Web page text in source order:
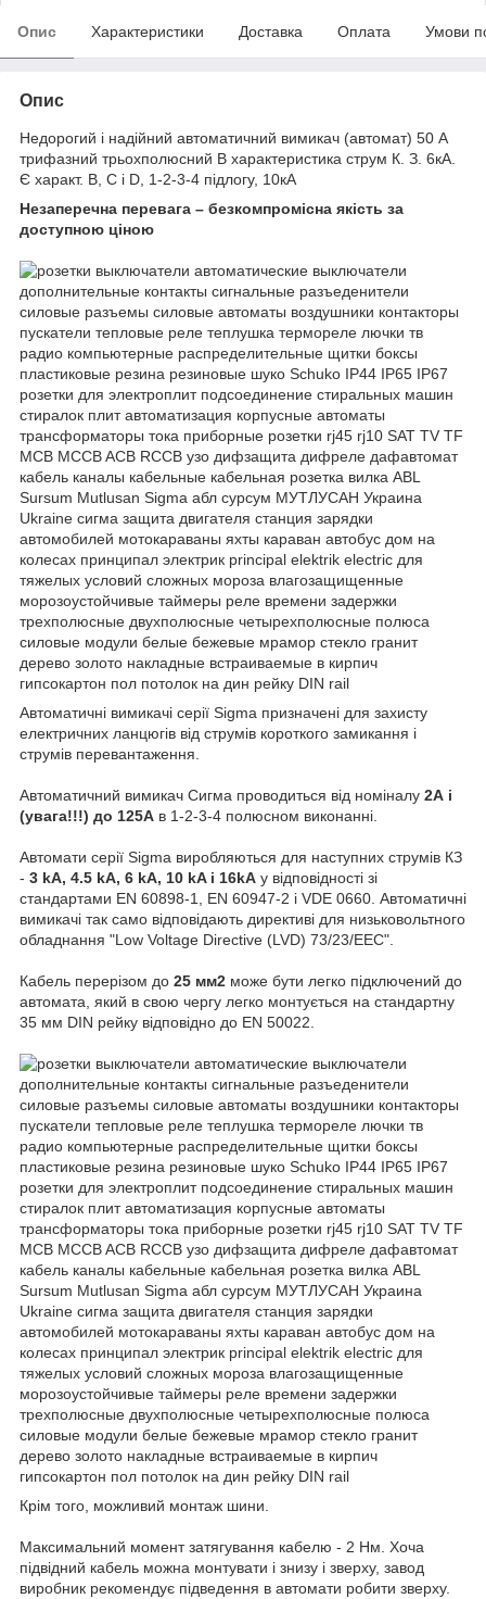
Опис Характеристики Доставка Оплата Умови
Опис
Недорогий і надійний автоматичний вимикач (автомат) 50 А
трифазний трьохполюсний B характеристика струм К. З. 6кА.
Є характ. В, C і D, 1-2-3-4 підлогу, 10кА
Незаперечна перевага – безкомпромісна якість за
доступною ціною
Автоматичні вимикачі серії Sigma призначені для захисту
електричних ланцюгів від струмів короткого замикання і
струмів перевантаження.
Автоматичний вимикач Сигма проводиться від номіналу 2А і
(увага!!!) до 125А в 1-2-3-4 полюсном виконанні.
Автомати серії Sigma виробляються для наступних струмів КЗ
- 3 kA, 4.5 kA, 6 kA, 10 kA і 16kA у відповідності зі
стандартами EN 60898-1, EN 60947-2 і VDE 0660. Автоматичні
вимикачі так само відповідають директиві для низьковольтного
обладнання "Low Voltage Directive (LVD) 73/23/EEC".
Кабель перерізом до 25 мм2 може бути легко підключений до
автомата, який в свою чергу легко монтується на стандартну
35 мм DIN рейку відповідно до EN 50022.
Крім того, можливий монтаж шини.
Максимальний момент затягування кабелю - 2 Нм. Хоча
підвідний кабель можна монтувати і знизу і зверху, завод
виробник рекомендує підведення в автомати робити зверху.